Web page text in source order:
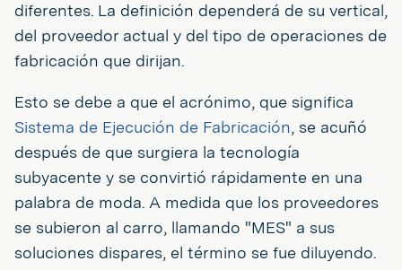
diferentes. La definición dependerá de su vertical,
del proveedor actual y del tipo de operaciones de
fabricación que dirijan.
Esto se debe a que el acrónimo, que significa
Sistema de Ejecución de Fabricación, se acuñó
después de que surgiera la tecnología
subyacente y se convirtió rápidamente en una
palabra de moda. A medida que los proveedores
se subieron al carro, llamando "MES" a sus
soluciones dispares, el término se fue diluyendo.